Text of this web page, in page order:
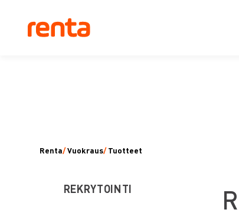
Renta/Vuokraus/ Tuotteet
REKRYTOINTI R